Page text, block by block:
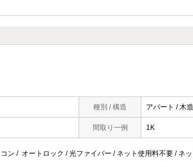
種別 / 構造 アパート / 木造
間取り一例 1K
ン / オートロック / 光ファイバー / ネット使用料不要 / ネ